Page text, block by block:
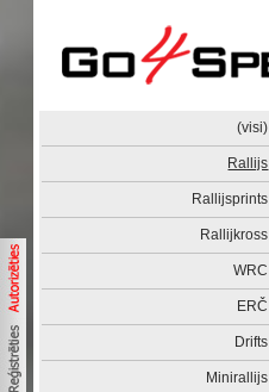
(visi)
Rallijs
Rallijsprints
Rallijkross
WRC
ERČ
Drifts
Minirallijs